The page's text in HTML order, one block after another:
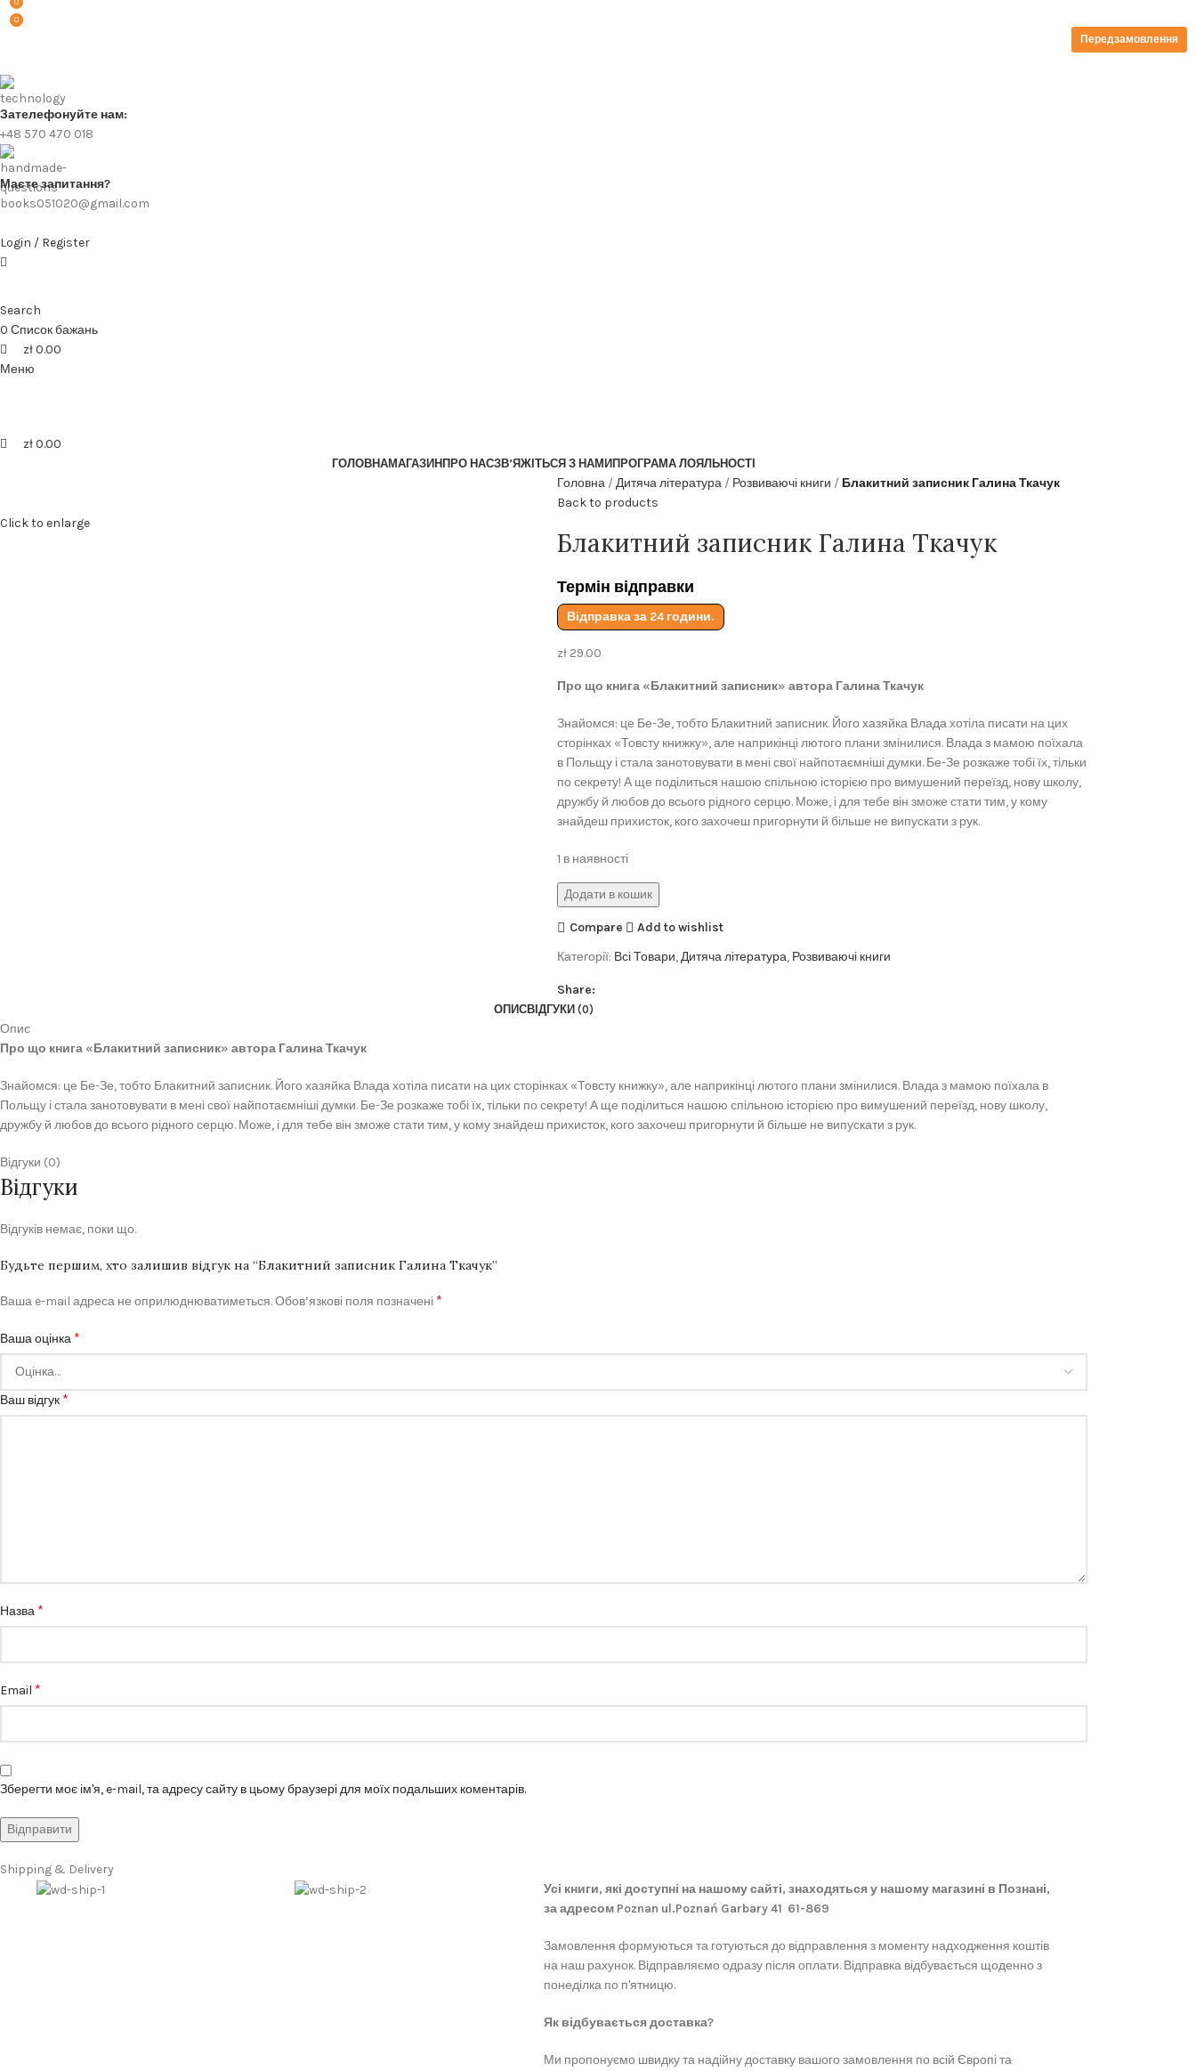
безкоштовна доставка від 199zl
Зателефонуйте нам:
+48 570 470 018
Маєте запитання?
books051020@gmail.com
Login / Register
Search
0 Список бажань
0
zł0.00
Меню
0
zł0.00
ГОЛОВНАМАГАЗИН ПРО НАСЗВ’ЯЖІТЬСЯ З НАМИ ПРОГРАМА ЛОЯЛЬНОСТІ
Click to enlarge
Головна Дитяча література Розвиваючі книги
Блакитний записник Галина Ткачук
Back to products
Блакитний записник Галина Ткачук
Термін відправки
Відправка за 24 години.
zł29.00
Про що книга «Блакитний записник» автора Галина Ткачук
Знайомся: це Бе-Зе, тобто Блакитний записник. Його хазяйка Влада хотіла писати на цих
сторінках «Товсту книжку», але наприкінці лютого плани змінилися. Влада з мамою поїхала
в Польщу і стала занотовувати в мені свої найпотаємніші думки. Бе-Зе розкаже тобі їх, тільки
по секрету! А ще поділиться нашою спільною історією про вимушений переїзд, нову школу,
дружбу й любов до всього рідного серцю. Може, і для тебе він зможе стати тим, у кому
знайдеш прихисток, кого захочеш пригорнути й більше не випускати з рук.
1 в наявності
Додати в кошик
Compare
Add to wishlist
Категорії: Всі Товари,Дитяча література, Розвиваючі книги
Share:
ОПИСВІДГУКИ (0)
Опис
Про що книга «Блакитний записник» автора Галина Ткачук
Знайомся: це Бе-Зе, тобто Блакитний записник. Його хазяйка Влада хотіла писати на цих сторінках «Товсту книжку», але наприкінці лютого плани змінилися. Влада з мамою поїхала в
Польщу і стала занотовувати в мені свої найпотаємніші думки. Бе-Зе розкаже тобі їх, тільки по секрету! А ще поділиться нашою спільною історією про вимушений переїзд, нову школу,
дружбу й любов до всього рідного серцю. Може, і для тебе він зможе стати тим, у кому знайдеш прихисток, кого захочеш пригорнути й більше не випускати з рук.
Відгуки (0)
Відгуки
Відгуків немає, поки що.
Будьте першим, хто залишив відгук на “Блакитний записник Галина Ткачук”
Ваша e-mail адреса не оприлюднюватиметься.Обов’язкові поля позначені *
Ваша оцінка *
Ваш відгук *
Назва *
Email *
Зберегти моє ім'я, e-mail, та адресу сайту в цьому браузері для моїх подальших коментарів.
Shipping & Delivery
Усі книги, які доступні на нашому сайті, знаходяться у нашому магазині в Познані,
за адресом Poznan ul.Poznań Garbary 41 61-869
Замовлення формуються та готуються до відправлення з моменту надходження коштів
на наш рахунок. Відправляємо одразу після оплати. Відправка відбувається щоденно з
понеділка по п'ятницю.
Як відбувається доставка?
Ми пропонуємо швидку та надійну доставку вашого замовлення по всій Європі та
Передзамовлення
0